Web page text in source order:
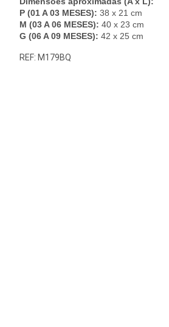
P (01 A 03 MESES): 38 x 21 cm
M (03 A 06 MESES): 40 x 23 cm
G (06 A 09 MESES): 42 x 25 cm
REF: M179BQ